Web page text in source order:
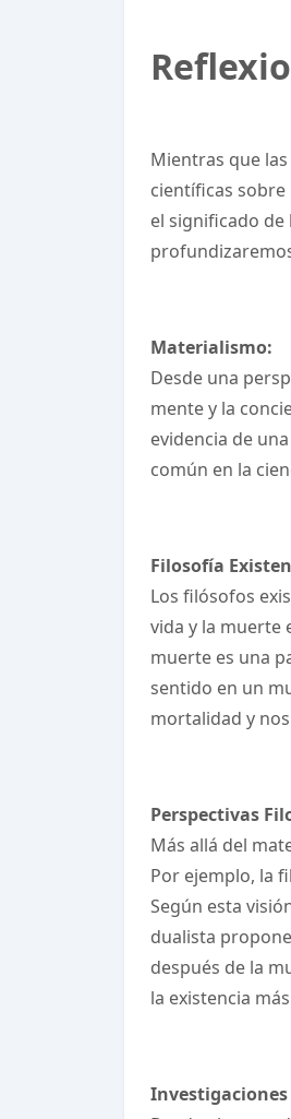
Mientras que
científicas sobre
el significado de
Materialismo:
Desde una
mente y la
evidencia de
común en la
Filosofía
Los filósofos
vida y la muerte
muerte es una
sentido en un
mortalidad y
Perspectivas
Más allá del
Por ejemplo, la
Según esta
dualista
después de la
la existencia